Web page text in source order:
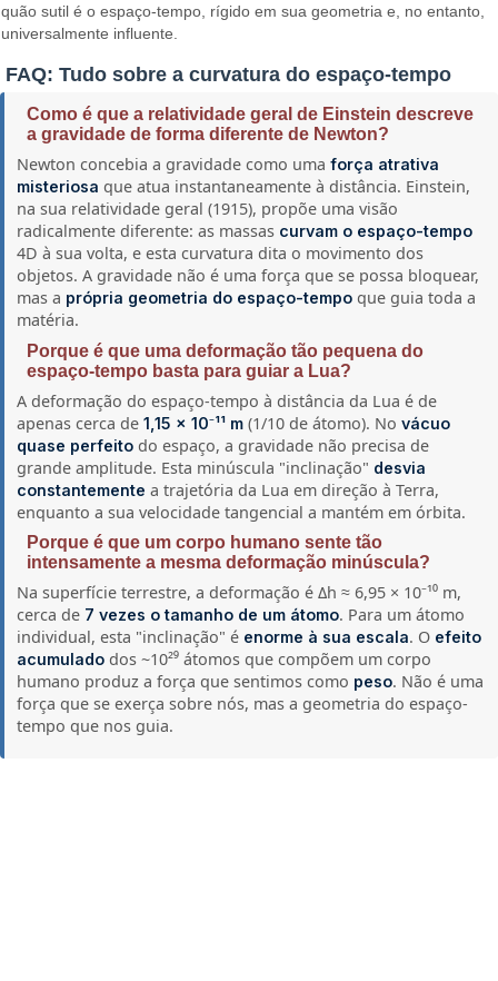
quão sutil é o espaço-tempo, rígido em sua geometria e, no entanto,
universalmente influente.
FAQ: Tudo sobre a curvatura do espaço-tempo
Como é que a relatividade geral de Einstein descreve
a gravidade de forma diferente de Newton?
Newton concebia a gravidade como umaforça atrativa
misteriosa que atua instantaneamente à distância. Einstein,
na sua relatividade geral (1915), propõe uma visão
radicalmente diferente: as massas curvam o espaço-tempo
4D à sua volta, e esta curvatura dita o movimento dos
objetos. A gravidade não é uma força que se possa bloquear,
mas a própria geometria do espaço-tempo que guia toda a
matéria.
Porque é que uma deformação tão pequena do
espaço-tempo basta para guiar a Lua?
A deformação do espaço-tempo à distância da Lua é de
apenas cerca de1,15 × 10⁻¹¹ m (1/10 de átomo). Novácuo
quase perfeito do espaço, a gravidade não precisa de
grande amplitude. Esta minúscula "inclinação" desvia
constantemente a trajetória da Lua em direção à Terra,
enquanto a sua velocidade tangencial a mantém em órbita.
Porque é que um corpo humano sente tão
intensamente a mesma deformação minúscula?
Na superfície terrestre, a deformação é Δh ≈ 6,95 × 10⁻¹⁰ m,
cerca de 7 vezes o tamanho de um átomo. Para um átomo
individual, esta "inclinação" é enorme à sua escala. O efeito
acumulado dos ~10²⁹ átomos que compõem um corpo
humano produz a força que sentimos como peso. Não é uma
força que se exerça sobre nós, mas a geometria do espaço-
tempo que nos guia.